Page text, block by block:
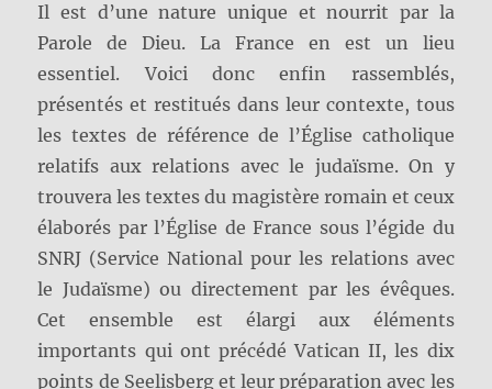
Il est d’une nature unique et nourrit par la
Parole de Dieu. La France en est un lieu
essentiel. Voici donc enfin rassemblés,
présentés et restitués dans leur contexte, tous
les textes de référence de l’Église catholique
relatifs aux relations avec le judaïsme. On y
trouvera les textes du magistère romain et ceux
élaborés par l’Église de France sous l’égide du
SNRJ (Service National pour les relations avec
le Judaïsme) ou directement par les évêques.
Cet ensemble est élargi aux éléments
importants qui ont précédé Vatican II, les dix
points de Seelisberg et leur préparation avec les